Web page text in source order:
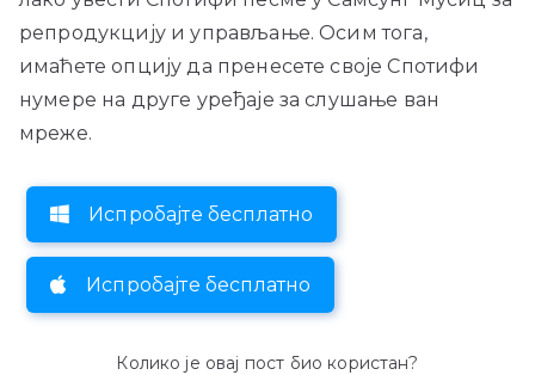
репродукцију и управљање. Осим тога,
имаћете опцију да пренесете своје Спотифи
нумере на друге уређаје за слушање ван
мреже.
Испробајте бесплатно
Испробајте бесплатно
Колико је овај пост био користан?